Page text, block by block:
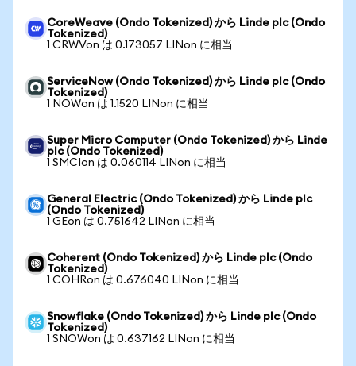
CoreWeave (Ondo Tokenized) から Linde plc (Ondo
Tokenized)
1 CRWVon は 0.173057 LINon に相当
ServiceNow (Ondo Tokenized) から Linde plc (Ondo
Tokenized)
1 NOWon は 1.1520 LINon に相当
Super Micro Computer (Ondo Tokenized) から Linde
plc (Ondo Tokenized)
1 SMCIon は 0.060114 LINon に相当
General Electric (Ondo Tokenized) から Linde plc
(Ondo Tokenized)
1 GEon は 0.751642 LINon に相当
Coherent (Ondo Tokenized) から Linde plc (Ondo
Tokenized)
1 COHRon は 0.676040 LINon に相当
Snowflake (Ondo Tokenized) から Linde plc (Ondo
Tokenized)
1 SNOWon は 0.637162 LINon に相当